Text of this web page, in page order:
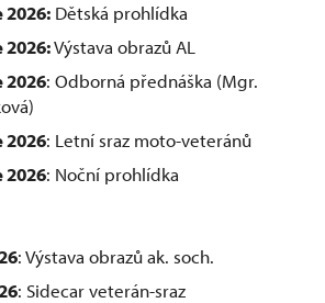
2026: Dětská prohlídka
2026:Výstava obrazů AL
2026: Odborná přednáška (Mgr.
2026: Letní sraz moto-veteránů
2026: Noční prohlídka
: Výstava obrazů ak. soch.
: Sidecar veterán-sraz